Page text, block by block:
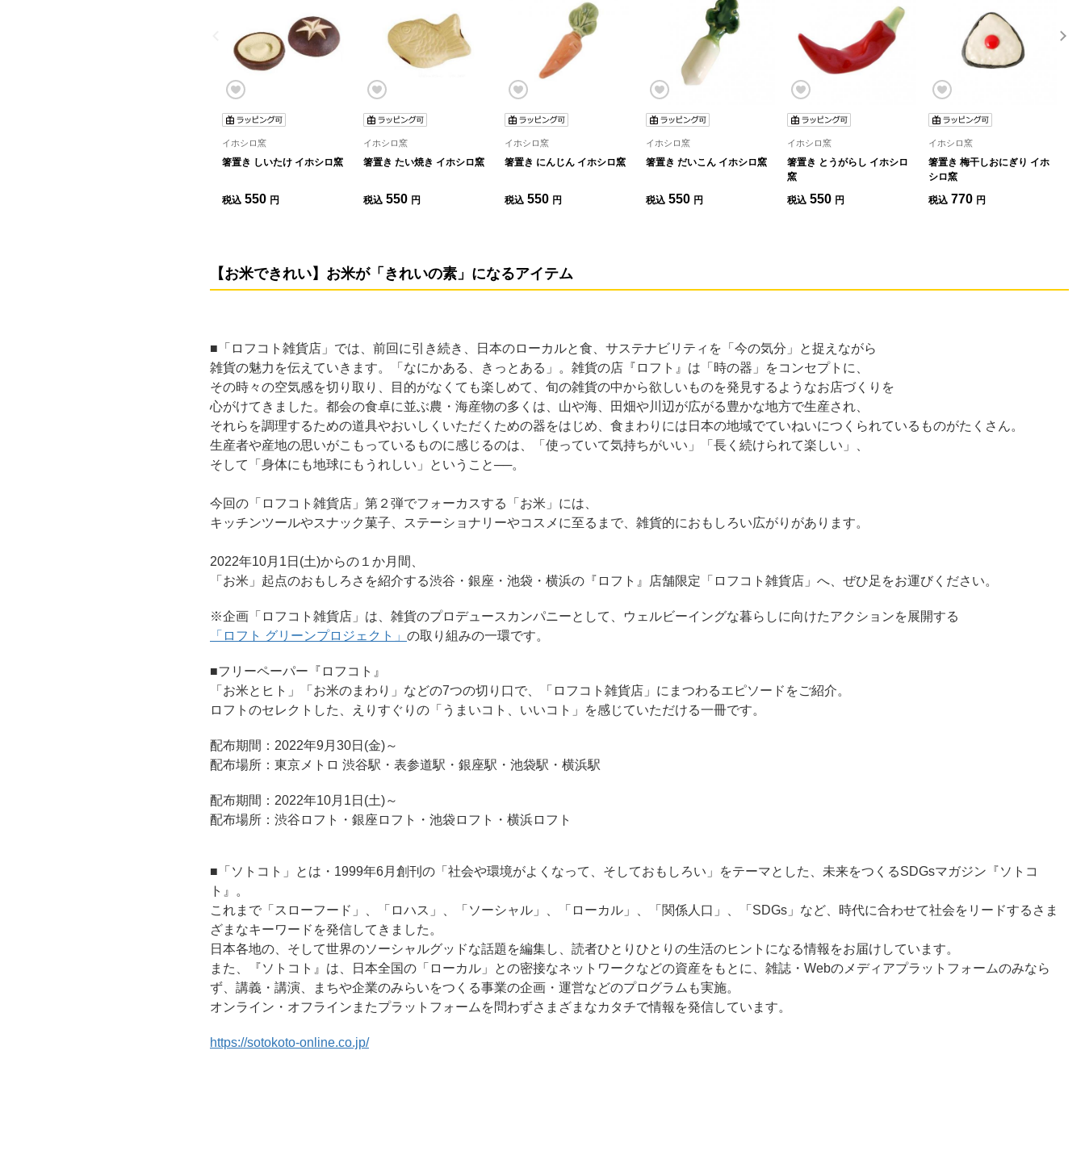
イホシロ窯
箸置き しいたけ イホシロ窯
税込 550 円
イホシロ窯
箸置き たい焼き イホシロ窯
税込 550 円
イホシロ窯
箸置き にんじん イホシロ窯
税込 550 円
イホシロ窯
箸置き だいこん イホシロ窯
税込 550 円
イホシロ窯
箸置き とうがらし イホシロ
窯
税込 550 円
イホシロ窯
箸置き 梅干しおにぎり イホ
シロ窯
税込 770 円
【お米できれい】お米が「きれいの素」になるアイテム
■「ロフコト雑貨店」では、前回に引き続き、日本のローカルと食、サステナビリティを「今の気分」と捉えながら
雑貨の魅力を伝えていきます。「なにかある、きっとある」。雑貨の店『ロフト』は「時の器」をコンセプトに、
その時々の空気感を切り取り、目的がなくても楽しめて、旬の雑貨の中から欲しいものを発見するようなお店づくりを
心がけてきました。都会の食卓に並ぶ農・海産物の多くは、山や海、田畑や川辺が広がる豊かな地方で生産され、
それらを調理するための道具やおいしくいただくための器をはじめ、食まわりには日本の地域でていねいにつくられているものがたくさん。
生産者や産地の思いがこもっているものに感じるのは、「使っていて気持ちがいい」「長く続けられて楽しい」、
そして「身体にも地球にもうれしい」ということ──。
今回の「ロフコト雑貨店」第２弾でフォーカスする「お米」には、
キッチンツールやスナック菓子、ステーショナリーやコスメに至るまで、雑貨的におもしろい広がりがあります。
2022年10月1日(土)からの１か月間、
「お米」起点のおもしろさを紹介する渋谷・銀座・池袋・横浜の『ロフト』店舗限定「ロフコト雑貨店」へ、ぜひ足をお運びください。
※企画「ロフコト雑貨店」は、雑貨のプロデュースカンパニーとして、ウェルビーイングな暮らしに向けたアクションを展開する
「ロフト グリーンプロジェクト」 の取り組みの一環です。
■フリーペーパー『ロフコト』
「お米とヒト」「お米のまわり」などの7つの切り口で、「ロフコト雑貨店」にまつわるエピソードをご紹介。
ロフトのセレクトした、えりすぐりの「うまいコト、いいコト」を感じていただける一冊です。
配布期間：2022年9月30日(金)～
配布場所：東京メトロ 渋谷駅・表参道駅・銀座駅・池袋駅・横浜駅
配布期間：2022年10月1日(土)～
配布場所：渋谷ロフト・銀座ロフト・池袋ロフト・横浜ロフト
■「ソトコト」とは・1999年6月創刊の「社会や環境がよくなって、そしておもしろい」をテーマとした、未来をつくるSDGsマガジン『ソトコ
ト』。
これまで「スローフード」、「ロハス」、「ソーシャル」、「ローカル」、「関係人口」、「SDGs」など、時代に合わせて社会をリードするさま
ざまなキーワードを発信してきました。
日本各地の、そして世界のソーシャルグッドな話題を編集し、読者ひとりひとりの生活のヒントになる情報をお届けしています。
また、『ソトコト』は、日本全国の「ローカル」との密接なネットワークなどの資産をもとに、雑誌・Webのメディアプラットフォームのみなら
ず、講義・講演、まちや企業のみらいをつくる事業の企画・運営などのプログラムも実施。
オンライン・オフラインまたプラットフォームを問わずさまざまなカタチで情報を発信しています。
https://sotokoto-online.co.jp/